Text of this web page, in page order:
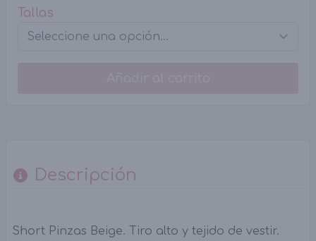
Tallas
Descripción
Short Pinzas Beige. Tiro alto y tejido de vestir.